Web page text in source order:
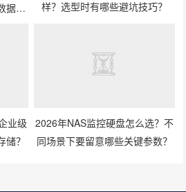
据丢
样？选型时有哪些避坑技巧？
业级
？
2026年NAS监控硬盘怎么选？不
同场景下要留意哪些关键参数？